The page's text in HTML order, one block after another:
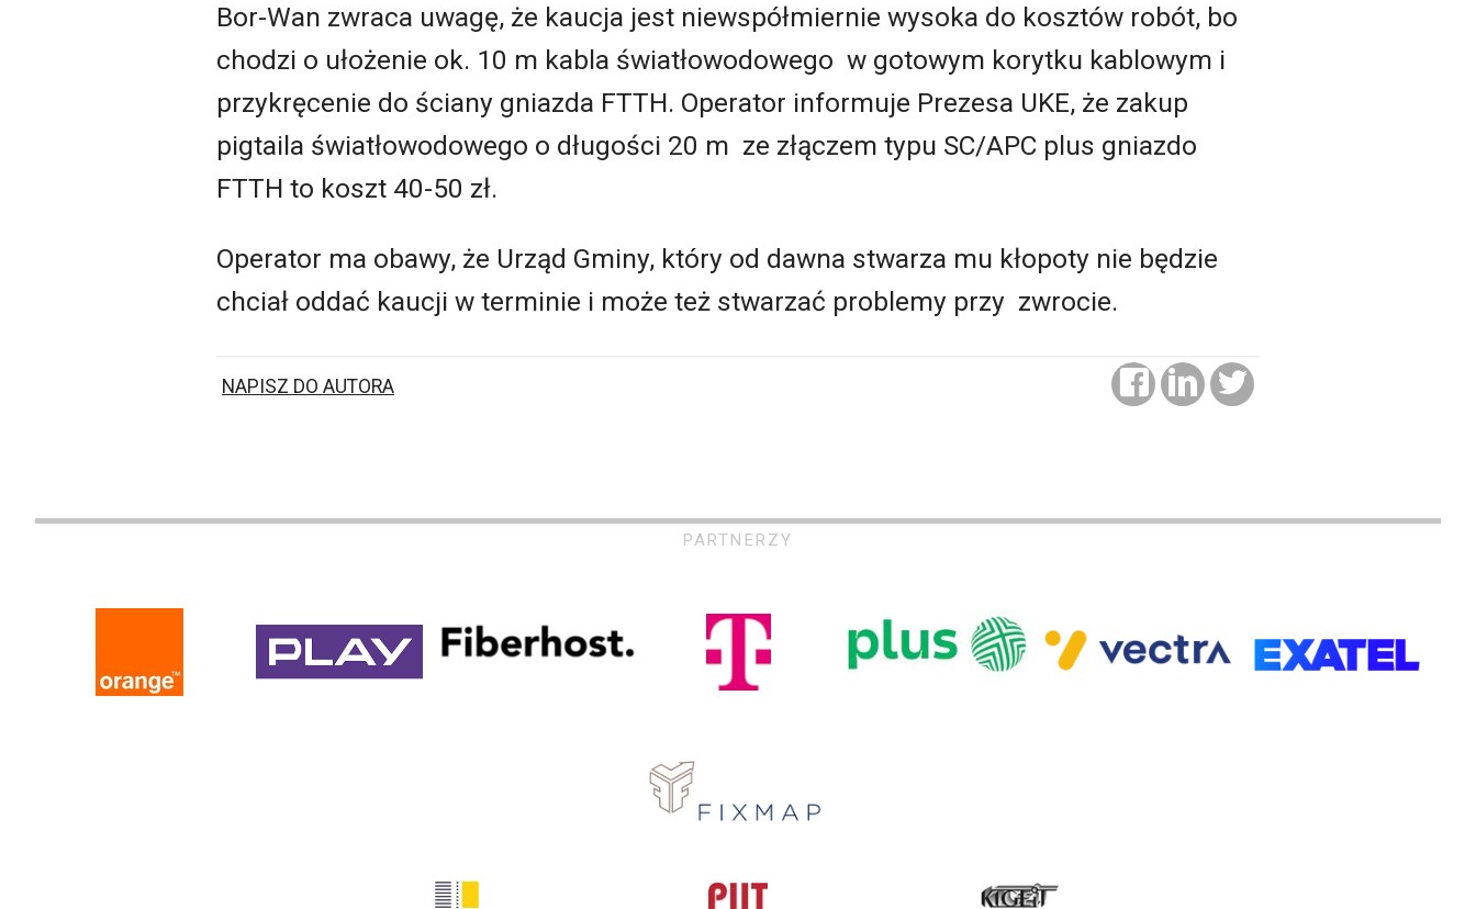
Bor-Wan zwraca uwagę, że kaucja jest niewspółmiernie wysoka do kosztów robót, bo
chodzi o ułożenie ok. 10 m kabla światłowodowego w gotowym korytku kablowym i
przykręcenie do ściany gniazda FTTH. Operator informuje Prezesa UKE, że zakup
pigtaila światłowodowego o długości 20 m ze złączem typu SC/APC plus gniazdo
FTTH to koszt 40-50 zł.
Operator ma obawy, że Urząd Gminy, który od dawna stwarza mu kłopoty nie będzie
chciał oddać kaucji w terminie i może też stwarzać problemy przy zwrocie.
NAPISZ DO AUTORA
PARTNERZY